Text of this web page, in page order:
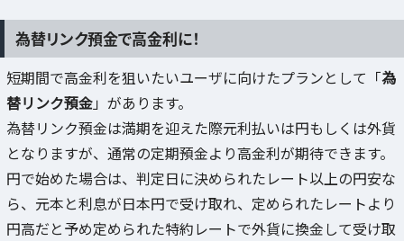
為替リンク預金で高金利に！
短期間で高金利を狙いたいユーザに向けたプランとして「為
替リンク預金」があります。
為替リンク預金は満期を迎えた際元利払いは円もしくは外貨
となりますが、通常の定期預金より高金利が期待できます。
円で始めた場合は、判定日に決められたレート以上の円安な
ら、元本と利息が日本円で受け取れ、定められたレートより
円高だと予め定められた特約レートで外貨に換金して受け取